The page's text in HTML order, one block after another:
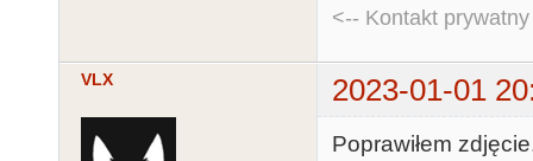
<-- Kontakt
VLX 2023-01-01
Poprawiłem